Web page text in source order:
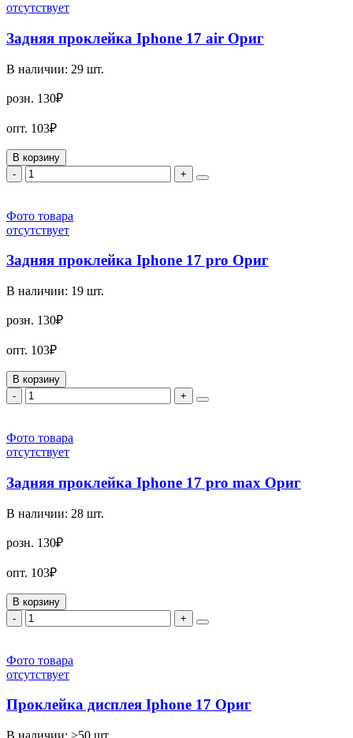
отсутствует
Задняя проклейка Iphone 17 air Ориг
В наличии: 29 шт.
розн. 130₽
опт. 103₽
В корзину
-
+
Фото товара
отсутствует
Задняя проклейка Iphone 17 pro Ориг
В наличии: 19 шт.
розн. 130₽
опт. 103₽
В корзину
-
+
Фото товара
отсутствует
Задняя проклейка Iphone 17 pro max Ориг
В наличии: 28 шт.
розн. 130₽
опт. 103₽
В корзину
-
+
Фото товара
отсутствует
Проклейка дисплея Iphone 17 Ориг
В наличии: >50 шт.